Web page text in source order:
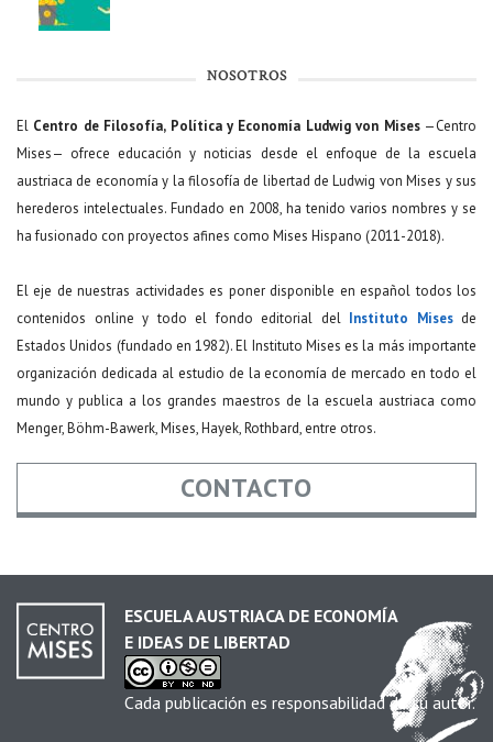
NOSOTROS
El Centro de Filosofía, Política y Economía Ludwig von Mises—Centro
Mises— ofrece educación y noticias desde el enfoque de la escuela
austriaca de economía y la filosofía de libertad de Ludwig von Mises y sus
herederos intelectuales. Fundado en 2008, ha tenido varios nombres y se
ha fusionado con proyectos afines como Mises Hispano (2011-2018).
El eje de nuestras actividades es poner disponible en español todos los
contenidos online y todo el fondo editorial del Instituto Misesde
Estados Unidos (fundado en 1982). El Instituto Mises es la más importante
organización dedicada al estudio de la economía de mercado en todo el
mundo y publica a los grandes maestros de la escuela austriaca como
Menger, Böhm-Bawerk, Mises, Hayek, Rothbard, entre otros.
CONTACTO
Email *
ESCUELA AUSTRIACA DE ECONOMÍA
E IDEAS DE LIBERTAD
Cada publicación es responsabilidad de su autor.